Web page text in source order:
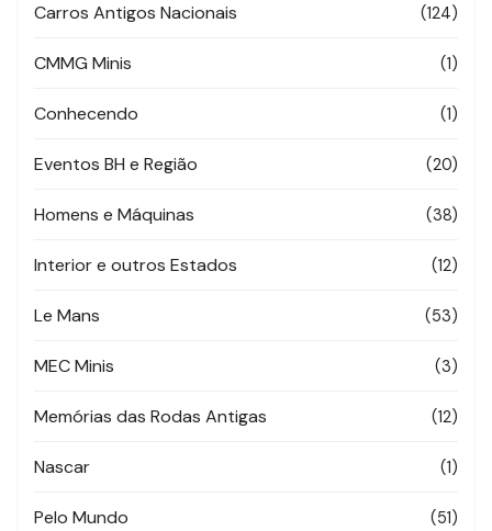
Carros Antigos Nacionais (124)
CMMG Minis (1)
Conhecendo (1)
Eventos BH e Região (20)
Homens e Máquinas (38)
Interior e outros Estados (12)
Le Mans (53)
MEC Minis (3)
Memórias das Rodas Antigas (12)
Nascar (1)
Pelo Mundo (51)